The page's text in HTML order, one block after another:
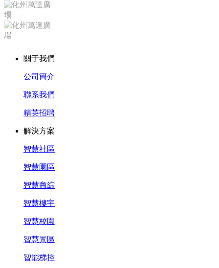
關于我們
公司簡介
聯系我們
精英招聘
解決方案
智慧社區
智慧園區
智慧商綜
智慧樓宇
智慧校園
智慧景區
智能梯控